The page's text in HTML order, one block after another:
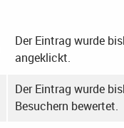
Der Eintrag wurde
angeklickt.
Der Eintrag wurde
Besuchern bewertet.